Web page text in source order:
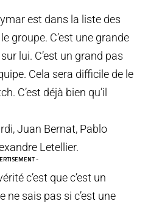
est dans la liste des
groupe. C’est une grande
lui. C’est un grand pas
Cela sera difficile de le
C’est déjà bien qu’il
Juan Bernat, Pablo
Letellier.
-
c’est que c’est un
sais pas si c’est une